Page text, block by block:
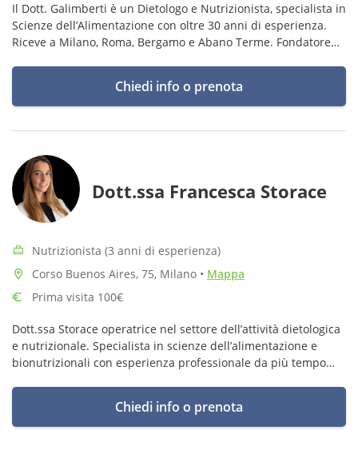
Il Dott. Galimberti è un Dietologo e Nutrizionista, specialista in
Scienze dell’Alimentazione con oltre 30 anni di esperienza.
Riceve a Milano, Roma, Bergamo e Abano Terme. Fondatore
Chiedi info o prenota
Dott.ssa Francesca Storace
Nutrizionista (3 anni di esperienza)
Corso Buenos Aires, 75, Milano • Mappa
Prima visita 100€
Dott.ssa Storace operatrice nel settore dell’attività dietologica
e nutrizionale. Specialista in scienze dell’alimentazione e
bionutrizionali con esperienza professionale da più tempo
Chiedi info o prenota